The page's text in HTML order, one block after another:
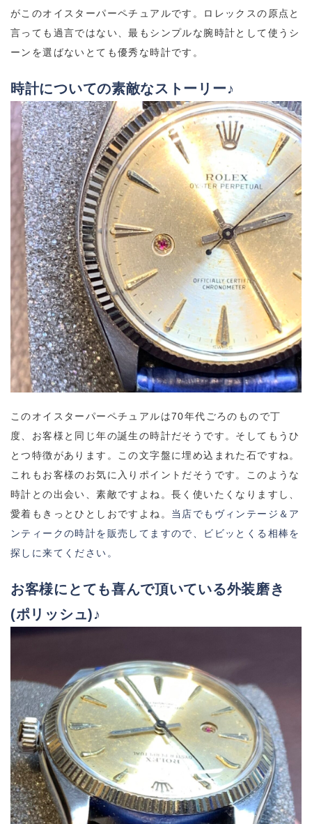
がこのオイスターパーペチュアルです。
ロレックスの原点と
言っても過言ではない、最もシンプルな腕時計として使うシ
ーンを選ばないとても優秀な時計です。
時計についての素敵なストーリー♪
このオイスターパーペチュアルは70年代ごろのもので丁
度、お客様と同じ年の誕生の時計だそうです。そしてもうひ
とつ特徴があります。この文字盤に埋め込まれた石ですね。
これもお客様のお気に入りポイントだそうです。このような
時計との出会い、素敵ですよね。長く使いたくなりますし、
愛着もきっとひとしおですよね。 当店でもヴィンテージ＆ア
ンティークの時計を販売してますので、ビビッとくる相棒を
探しに来てください。
お客様にとても喜んで頂いている外装磨き
(ポリッシュ)♪